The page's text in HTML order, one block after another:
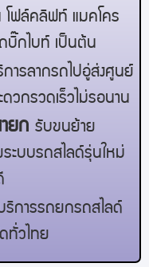
ฟล์คลิฟท์ แมคโคร
กไบท์ เป็นต้น
การลากรถไปอู่ส่งศูนย์
วกรวดเร็วไม่รอนาน
ยก รับขนย้าย
ะบบรถสไลด์รุ่นใหม่
ริการรถยกรถสไลด์
ทั่วไทย